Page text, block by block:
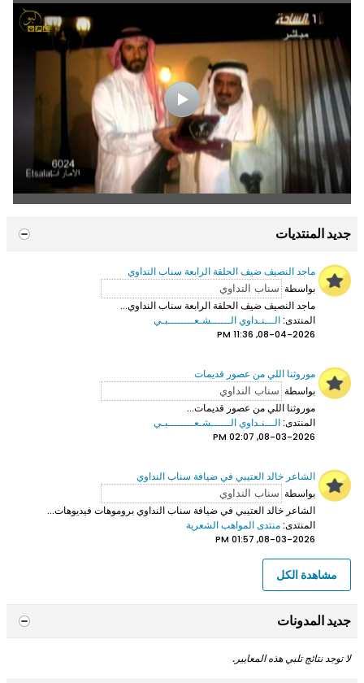
جديد المنتديات
ماجد النصيف ضيف الحلقة الرابعة سناب النداوي
بواسطة
ماجد النصيف ضيف الحلقة الرابعة سناب النداوي...
المنتدى:الـــنـداوي الــــــشـعــــــــبـي
08-04-2026, 11:36 PM
موروثنا اللي من عصور قديمات
بواسطة
موروثنا اللي من عصور قديمات...
المنتدى:الـــنـداوي الــــــشـعــــــــبـي
08-03-2026, 02:07 PM
الشاعر خالد العتيبي في ضيافة سناب النداوي
بواسطة
الشاعر خالد العتيبي في ضيافة سناب النداوي بروموهات فيديوهات...
المنتدى:منتدى المواهب الشعرية
08-03-2026, 01:57 PM
مشاهدة الكل
جديد المدونات
لا توجد نتائج تلبي هذه المعايير.